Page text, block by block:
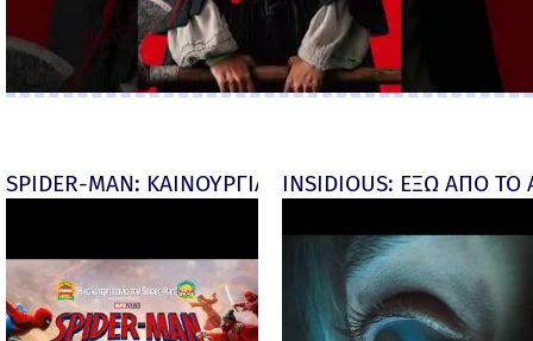
SPIDER-MAN: ΚΑΙΝΟΥΡΓΙΑ ΜΕΡΑ (Spider-Man:
INSIDIOUS: ΕΞΩ ΑΠΟ